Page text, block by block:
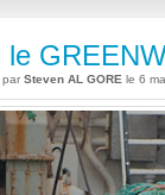
par Steven AL GORE le 6